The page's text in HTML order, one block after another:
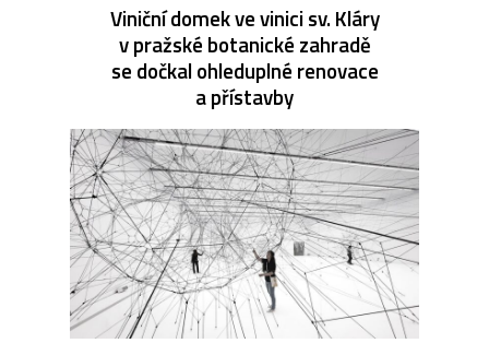
Viniční domek ve vinici sv. Kláry
v pražské botanické zahradě
se dočkal ohleduplné renovace
a přístavby